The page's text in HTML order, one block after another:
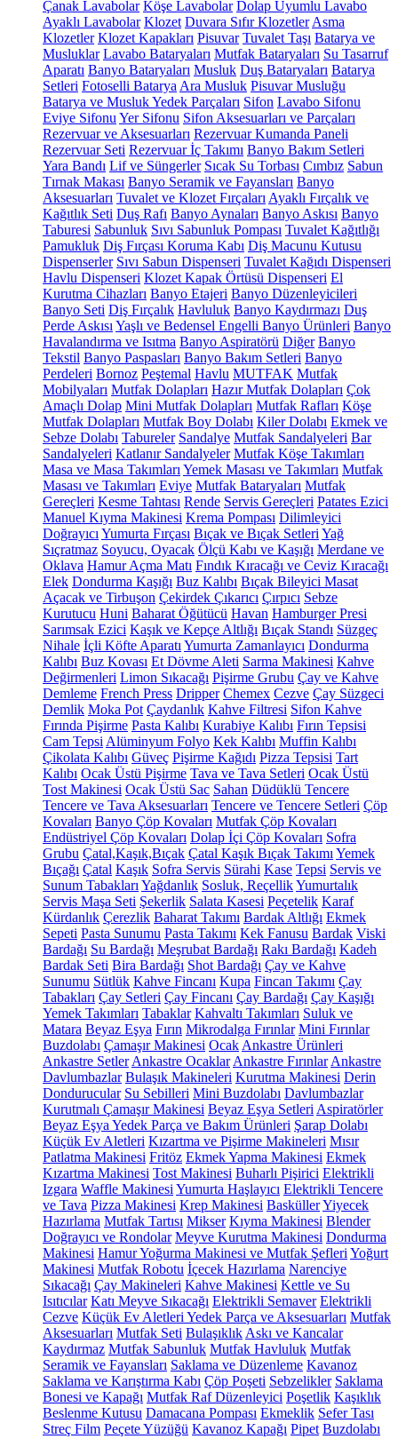
Çanak Lavabolar Köşe Lavabolar Dolap Uyumlu Lavabo
Ayaklı Lavabolar Klozet Duvara Sıfır Klozetler Asma
Klozetler Klozet Kapakları Pisuvar Tuvalet Taşı Batarya ve
Musluklar Lavabo Bataryaları Mutfak Bataryaları Su Tasarruf
Aparatı Banyo Bataryaları Musluk Duş Bataryaları Batarya
Setleri Fotoselli Batarya Ara Musluk Pisuvar Musluğu
Batarya ve Musluk Yedek Parçaları Sifon Lavabo Sifonu
Eviye Sifonu Yer Sifonu Sifon Aksesuarları ve Parçaları
Rezervuar ve Aksesuarları Rezervuar Kumanda Paneli
Rezervuar Seti Rezervuar İç Takımı Banyo Bakım Setleri
Yara Bandı Lif ve Süngerler Sıcak Su Torbası Cımbız Sabun
Tırnak Makası Banyo Seramik ve Fayansları Banyo
Aksesuarları Tuvalet ve Klozet Fırçaları Ayaklı Fırçalık ve
Kağıtlık Seti Duş Rafı Banyo Aynaları Banyo Askısı Banyo
Taburesi Sabunluk Sıvı Sabunluk Pompası Tuvalet Kağıtlığı
Pamukluk Diş Fırçası Koruma Kabı Diş Macunu Kutusu
Dispenserler Sıvı Sabun Dispenseri Tuvalet Kağıdı Dispenseri
Havlu Dispenseri Klozet Kapak Örtüsü Dispenseri El
Kurutma Cihazları Banyo Etajeri Banyo Düzenleyicileri
Banyo Seti Diş Fırçalık Havluluk Banyo Kaydırmazı Duş
Perde Askısı Yaşlı ve Bedensel Engelli Banyo Ürünleri Banyo
Havalandırma ve Isıtma Banyo Aspiratörü Diğer Banyo
Tekstil Banyo Paspasları Banyo Bakım Setleri Banyo
Perdeleri Bornoz Peştemal Havlu MUTFAK Mutfak
Mobilyaları Mutfak Dolapları Hazır Mutfak Dolapları Çok
Amaçlı Dolap Mini Mutfak Dolapları Mutfak Rafları Köşe
Mutfak Dolapları Mutfak Boy Dolabı Kiler Dolabı Ekmek ve
Sebze Dolabı Tabureler Sandalye Mutfak Sandalyeleri Bar
Sandalyeleri Katlanır Sandalyeler Mutfak Köşe Takımları
Masa ve Masa Takımları Yemek Masası ve Takımları Mutfak
Masası ve Takımları Eviye Mutfak Bataryaları Mutfak
Gereçleri Kesme Tahtası Rende Servis Gereçleri Patates Ezici
Manuel Kıyma Makinesi Krema Pompası Dilimleyici
Doğrayıcı Yumurta Fırçası Bıçak ve Bıçak Setleri Yağ
Sıçratmaz Soyucu, Oyacak Ölçü Kabı ve Kaşığı Merdane ve
Oklava Hamur Açma Matı Fındık Kıracağı ve Ceviz Kıracağı
Elek Dondurma Kaşığı Buz Kalıbı Bıçak Bileyici Masat
Açacak ve Tirbuşon Çekirdek Çıkarıcı Çırpıcı Sebze
Kurutucu Huni Baharat Öğütücü Havan Hamburger Presi
Sarımsak Ezici Kaşık ve Kepçe Altlığı Bıçak Standı Süzgeç
Nihale İçli Köfte Aparatı Yumurta Zamanlayıcı Dondurma
Kalıbı Buz Kovası Et Dövme Aleti Sarma Makinesi Kahve
Değirmenleri Limon Sıkacağı Pişirme Grubu Çay ve Kahve
Demleme French Press Dripper Chemex Cezve Çay Süzgeci
Demlik Moka Pot Çaydanlık Kahve Filtresi Sifon Kahve
Fırında Pişirme Pasta Kalıbı Kurabiye Kalıbı Fırın Tepsisi
Cam Tepsi Alüminyum Folyo Kek Kalıbı Muffin Kalıbı
Çikolata Kalıbı Güveç Pişirme Kağıdı Pizza Tepsisi Tart
Kalıbı Ocak Üstü Pişirme Tava ve Tava Setleri Ocak Üstü
Tost Makinesi Ocak Üstü Sac Sahan Düdüklü Tencere
Tencere ve Tava Aksesuarları Tencere ve Tencere Setleri Çöp
Kovaları Banyo Çöp Kovaları Mutfak Çöp Kovaları
Endüstriyel Çöp Kovaları Dolap İçi Çöp Kovaları Sofra
Grubu Çatal,Kaşık,Bıçak Çatal Kaşık Bıçak Takımı Yemek
Bıçağı Çatal Kaşık Sofra Servis Sürahi Kase Tepsi Servis ve
Sunum Tabakları Yağdanlık Sosluk, ReçellikYumurtalık
Servis Maşa Seti Şekerlik Salata Kasesi Peçetelik Karaf
Kürdanlık Çerezlik Baharat Takımı Bardak Altlığı Ekmek
Sepeti Pasta Sunumu Pasta Takımı Kek Fanusu Bardak Viski
Bardağı Su Bardağı Meşrubat Bardağı Rakı Bardağı Kadeh
Bardak Seti Bira Bardağı Shot Bardağı Çay ve Kahve
Sunumu Sütlük Kahve Fincanı Kupa Fincan Takımı Çay
Tabakları Çay Setleri Çay Fincanı Çay Bardağı Çay Kaşığı
Yemek Takımları Tabaklar Kahvaltı Takımları Suluk ve
Matara Beyaz Eşya Fırın Mikrodalga Fırınlar Mini Fırınlar
Buzdolabı Çamaşır Makinesi Ocak Ankastre Ürünleri
Ankastre Setler Ankastre Ocaklar Ankastre Fırınlar Ankastre
Davlumbazlar Bulaşık Makineleri Kurutma Makinesi Derin
Dondurucular Su Sebilleri Mini Buzdolabı Davlumbazlar
Kurutmalı Çamaşır Makinesi Beyaz Eşya Setleri Aspiratörler
Beyaz Eşya Yedek Parça ve Bakım Ürünleri Şarap Dolabı
Küçük Ev Aletleri Kızartma ve Pişirme Makineleri Mısır
Patlatma Makinesi Fritöz Ekmek Yapma Makinesi Ekmek
Kızartma Makinesi Tost Makinesi Buharlı Pişirici Elektrikli
Izgara Waffle Makinesi Yumurta Haşlayıcı Elektrikli Tencere
ve Tava Pizza Makinesi Krep Makinesi BasküllerYiyecek
Hazırlama Mutfak Tartısı Mikser Kıyma Makinesi Blender
Doğrayıcı ve Rondolar Meyve Kurutma Makinesi Dondurma
Makinesi Hamur Yoğurma Makinesi ve Mutfak Şefleri Yoğurt
Makinesi Mutfak Robotu İçecek Hazırlama Narenciye
Sıkacağı Çay Makineleri Kahve Makinesi Kettle ve Su
Isıtıcılar Katı Meyve Sıkacağı Elektrikli Semaver Elektrikli
Cezve Küçük Ev Aletleri Yedek Parça ve Aksesuarları Mutfak
Aksesuarları Mutfak Seti Bulaşıklık Askı ve Kancalar
Kaydırmaz Mutfak Sabunluk Mutfak Havluluk Mutfak
Seramik ve Fayansları Saklama ve Düzenleme Kavanoz
Saklama ve Karıştırma Kabı Çöp Poşeti Sebzelikler Saklama
Bonesi ve Kapağı Mutfak Raf Düzenleyici Poşetlik Kaşıklık
Beslenme Kutusu Damacana Pompası Ekmeklik Sefer Tası
Streç Film Peçete Yüzüğü Kavanoz Kapağı Pipet Buzdolabı